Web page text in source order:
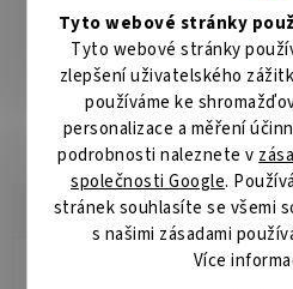
Tyto webové stránky
Tyto webové stránky
zlepšení uživatelského
používáme ke
personalizace a měření
podrobnosti naleznete v
společnosti Google.
stránek souhlasíte se všemi
s našimi zásadami
Více
Offsetové háčky té nejvyšší
který vydrží i v nejtěžších
a tyto háčky se rychle stanou
přívlačového vybavení. Tvar
primárně s nástrahami typu červ,
spektrum velikostí pro použití v